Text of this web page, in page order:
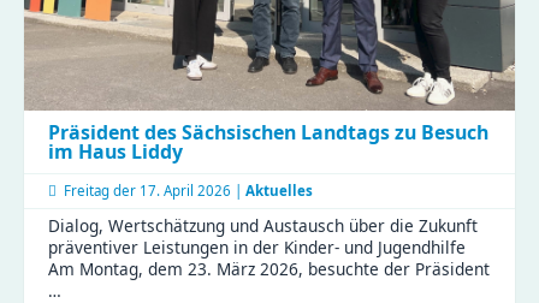
Präsident des Sächsischen Landtags zu Besuch
im Haus Liddy
Freitag der 17. April 2026 | Aktuelles
Dialog, Wertschätzung und Austausch über die Zukunft
präventiver Leistungen in der Kinder- und Jugendhilfe
Am Montag, dem 23. März 2026, besuchte der Präsident
…